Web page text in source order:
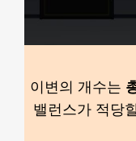
이변의 개수는
밸런스가 적당